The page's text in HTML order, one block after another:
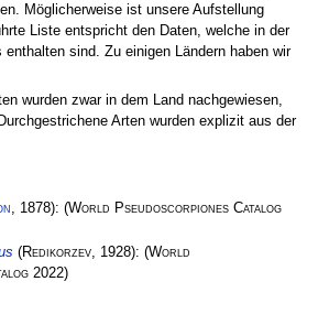
Möglicherweise ist unsere Aufstellung
Liste entspricht den Daten, welche in der
enthalten sind. Zu einigen Ländern haben wir
wurden zwar in dem Land nachgewiesen,
Arten wurden explizit aus der
, 1878): (World Pseudoscorpiones Catalog
(Redikorzev , 1928): (World
2022)